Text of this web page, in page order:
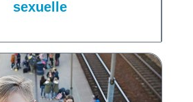
sexuelle